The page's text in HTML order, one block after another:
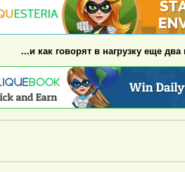
...и как говорят в нагрузку еще два